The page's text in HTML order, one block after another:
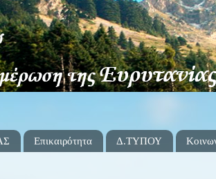
Επικαιρότητα Δ.ΤΥΠΟΥ